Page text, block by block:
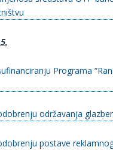
Programa
održavanja
postave